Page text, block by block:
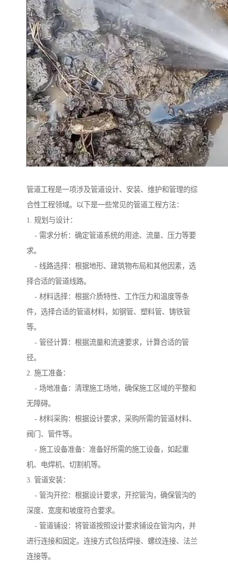
管道工程是一项涉及管道设计、安装、维护和管理的综
合性工程领域。以下是一些常见的管道工程方法：
1. 规划与设计：
- 需求分析：确定管道系统的用途、流量、压力等要
求。
- 线路选择：根据地形、建筑物布局和其他因素，选
择合适的管道线路。
- 材料选择：根据介质特性、工作压力和温度等条
件，选择合适的管道材料，如钢管、塑料管、铸铁管
等。
- 管径计算：根据流量和流速要求，计算合适的管
径。
2. 施工准备：
- 场地准备：清理施工场地，确保施工区域的平整和
无障碍。
- 材料采购：根据设计要求，采购所需的管道材料、
阀门、管件等。
- 施工设备准备：准备好所需的施工设备，如起重
机、电焊机、切割机等。
3. 管道安装：
- 管沟开挖：根据设计要求，开挖管沟，确保管沟的
深度、宽度和坡度符合要求。
- 管道铺设：将管道按照设计要求铺设在管沟内，并
进行连接和固定。连接方式包括焊接、螺纹连接、法兰
连接等。